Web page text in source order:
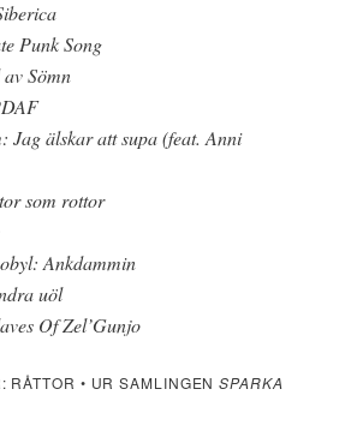
Punk Song
Sömn
Jag älskar att supa (feat. Anni
som rottor
Ankdammin
uöl
Of Zel’Gunjo
RÅTTOR • UR SAMLINGENSPARKA